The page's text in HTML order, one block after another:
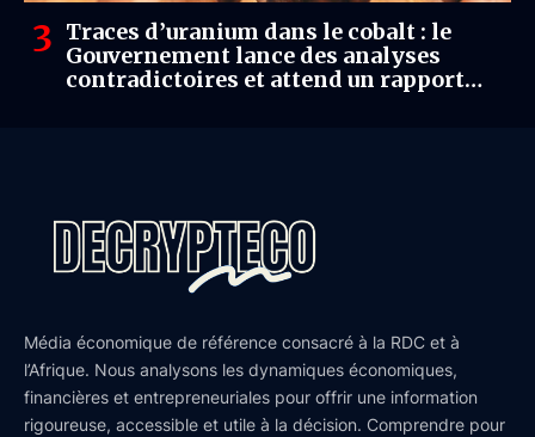
Traces d’uranium dans le cobalt : le
Gouvernement lance des analyses
contradictoires et attend un rapport
Média économique de référence consacré à la RDC et à
l’Afrique. Nous analysons les dynamiques économiques,
financières et entrepreneuriales pour offrir une information
rigoureuse, accessible et utile à la décision. Comprendre pour